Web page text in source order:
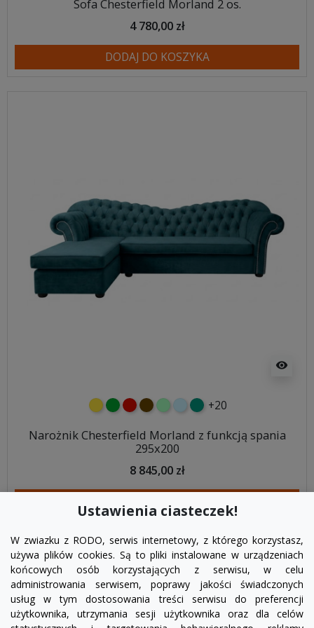
Sofa Chesterfield Morland 2 os.
4 780,00 zł
DODAJ DO KOSZYKA
visibility
żółtyzielonyczerwony
czekoladowy
miętowybłękitny
turkusowy
+20
Narożnik Chesterfield Morland z funkcją spania
295x200
8 845,00 zł
Ustawienia ciasteczek!
W zwiazku z RODO, serwis internetowy, z którego korzystasz,
używa plików cookies. Są to pliki instalowane w urządzeniach
końcowych osób korzystających z serwisu, w celu
administrowania serwisem, poprawy jakości świadczonych
usług w tym dostosowania treści serwisu do preferencji
użytkownika, utrzymania sesji użytkownika oraz dla celów